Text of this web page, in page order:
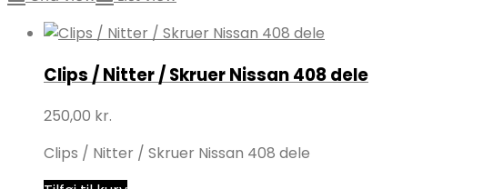
Clips / Nitter / Skruer Nissan 408 dele
250,00 kr.
Clips / Nitter / Skruer Nissan 408 dele